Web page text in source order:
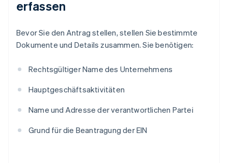
erfassen
Bevor Sie den Antrag stellen, stellen Sie bestimmte
Dokumente und Details zusammen. Sie benötigen:
Rechtsgültiger Name des Unternehmens
Hauptgeschäftsaktivitäten
Name und Adresse der verantwortlichen Partei
Grund für die Beantragung der EIN